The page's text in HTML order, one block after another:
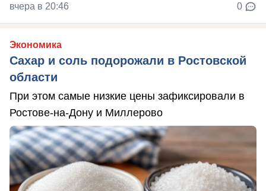
вчера в 20:46 0
Экономика
Сахар и соль подорожали в Ростовской
области
При этом самые низкие цены зафиксировали в
Ростове-на-Дону и Миллерово